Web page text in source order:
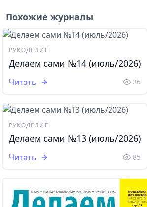
Похожие журналы
РУКОДЕЛИЕ
Делаем сами №14 (июль/2026)
Читать 26
РУКОДЕЛИЕ
Делаем сами №13 (июль/2026)
Читать 85